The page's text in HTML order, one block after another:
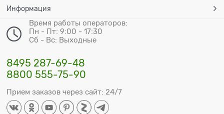
Информация
Время работы операторов:
Пн - Пт: 9:00 - 17:30
Сб - Вс: Выходные
8495 287-69-48
8800 555-75-90
Прием заказов через сайт: 24/7